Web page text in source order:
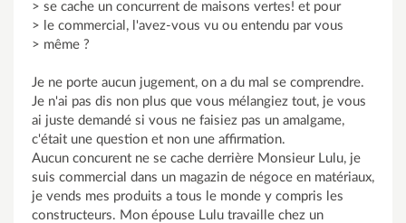
> se cache un concurrent de maisons vertes! et pour
> le commercial, l'avez-vous vu ou entendu par vous
> même ?
Je ne porte aucun jugement, on a du mal se comprendre.
Je n'ai pas dis non plus que vous mélangiez tout, je vous
ai juste demandé si vous ne faisiez pas un amalgame,
c'était une question et non une affirmation.
Aucun concurent ne se cache derrière Monsieur Lulu, je
suis commercial dans un magazin de négoce en matériaux,
je vends mes produits a tous le monde y compris les
constructeurs. Mon épouse Lulu travaille chez un